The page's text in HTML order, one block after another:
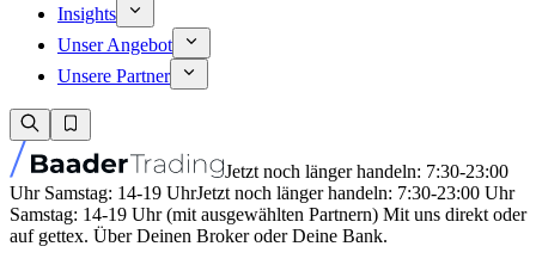
Insights
Unser Angebot
Unsere Partner
Jetzt noch länger handeln: 7:30-23:00
Uhr Samstag: 14-19 UhrJetzt noch länger handeln: 7:30-23:00 Uhr
Samstag: 14-19 Uhr (mit ausgewählten Partnern) Mit uns direkt oder
auf gettex. Über Deinen Broker oder Deine Bank.